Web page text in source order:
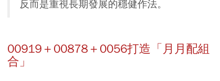
反而是重視長期發展的穩健作法。
00919＋00878＋0056打造「月月配組
合」